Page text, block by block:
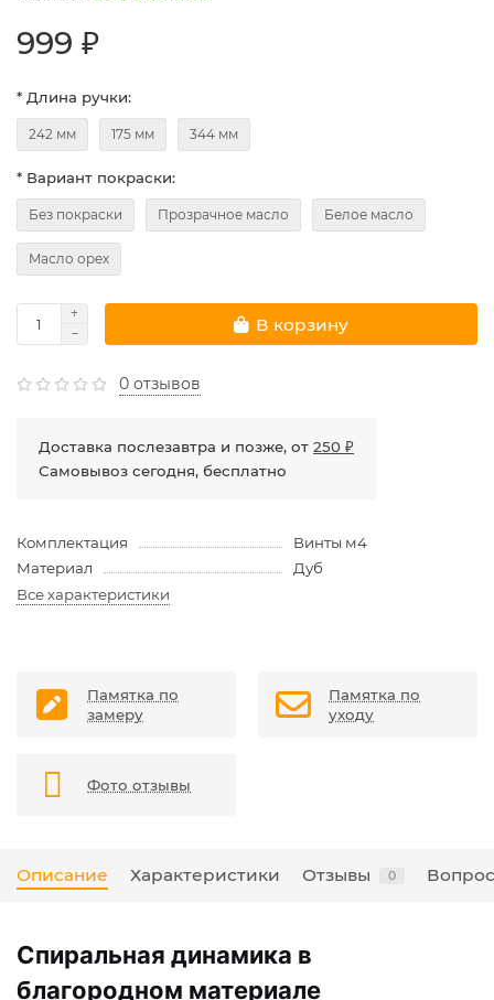
999 ₽
* Длина ручки:
242 мм 175 мм 344 мм
* Вариант покраски:
Без покраски Прозрачное масло Белое масло
Масло орех
В корзину
0 отзывов
Доставка послезавтра и позже, от 250 ₽
Самовывоз сегодня, бесплатно
Комплектация
Винты м4
Материал
Дуб
Все характеристики
Памятка по
замеру
Памятка по
уходу
Фото отзывы
Описание Характеристики Отзывы 0
Спиральная динамика в
благородном материале